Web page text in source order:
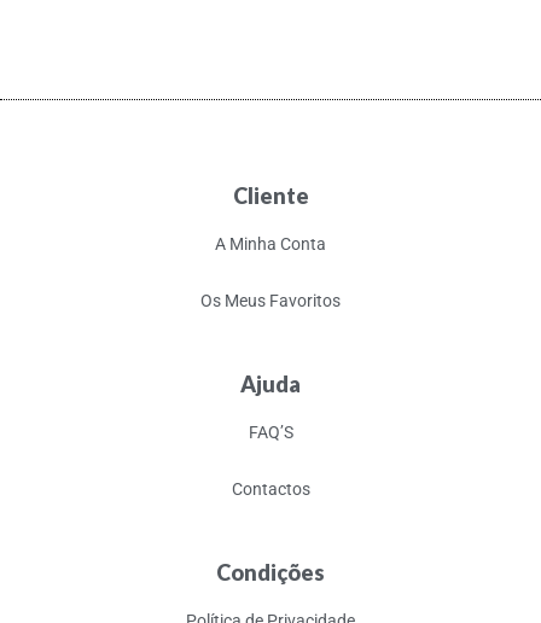
Cliente
A Minha Conta
Os Meus Favoritos
Ajuda
FAQ’S
Contactos
Condições